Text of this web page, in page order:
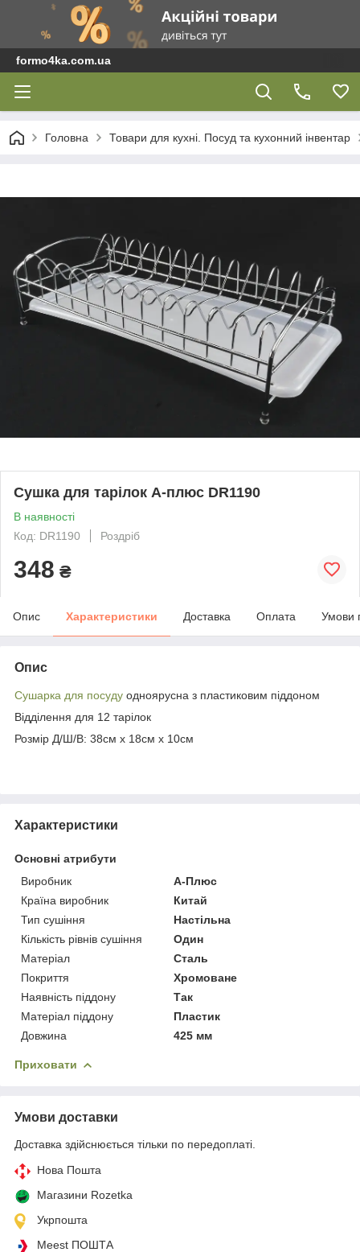
formo4ka.com.ua
Головна Товари для кухні. Посуд та кухонний інвентар
Сушка для тарілок А-плюс DR1190
В наявності
Код: DR1190
Роздріб
348 ₴
Опис Характеристики Доставка Оплата Умови
Опис
Сушарка для посуду одноярусна з пластиковим піддоном
Відділення для 12 тарілок
Розмір Д/Ш/В: 38см х 18см х 10см
Характеристики
Основні атрибути
Виробник
А-Плюс
Країна виробник
Китай
Тип сушіння
Настільна
Кількість рівнів сушіння
Один
Матеріал
Сталь
Покриття
Хромоване
Наявність піддону
Так
Матеріал піддону
Пластик
Довжина
425 мм
Приховати
Умови доставки
Доставка здійснюється тільки по передоплаті.
Нова Пошта
Магазини Rozetka
Укрпошта
Meest ПОШТА